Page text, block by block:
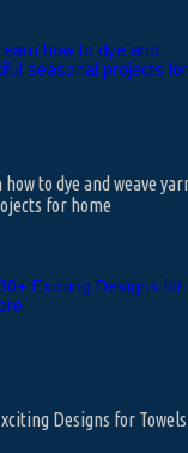
to dye and weave
for home
Designs for